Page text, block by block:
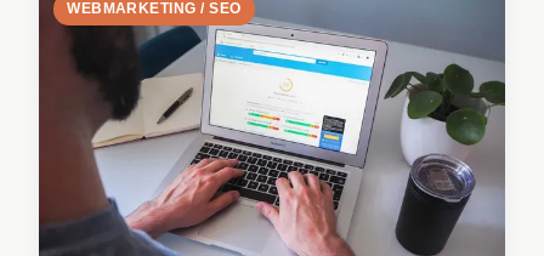
WEBMARKETING / SEO